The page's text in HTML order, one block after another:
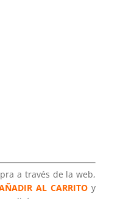
a través de la web,
AL CARRITO y